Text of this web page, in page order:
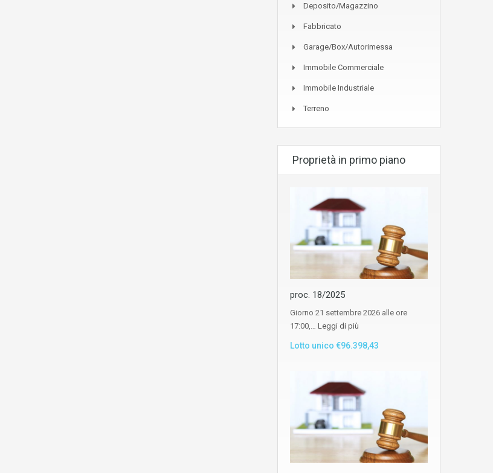
Deposito/Magazzino
Fabbricato
Garage/Box/Autorimessa
Immobile Commerciale
Immobile Industriale
Terreno
Proprietà in primo piano
proc. 18/2025
Giorno 21 settembre 2026 alle ore
17:00,… Leggi di più
Lotto unico €96.398,43